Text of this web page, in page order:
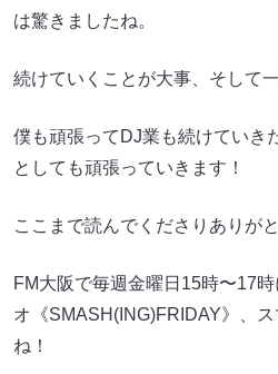
は驚きましたね。
続けていくことが大事、そして
僕も頑張ってDJ業も続けていき
としても頑張っていきます！
ここまで読んでくださりありが
FM大阪で毎週金曜日15時〜17
オ《SMASH(ING)FRIDAY》、
ね！